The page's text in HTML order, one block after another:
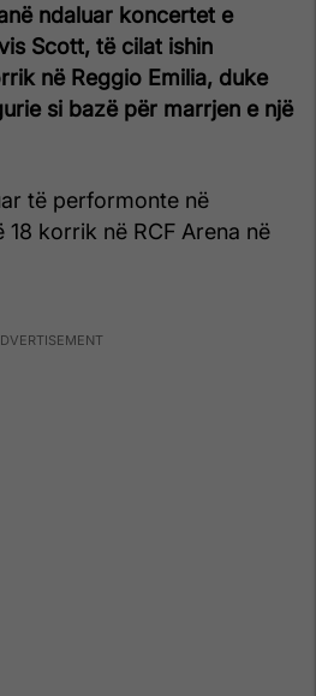
ndaluar koncertet e
Scott, të cilat ishin
në Reggio Emilia, duke
si bazë për marrjen e një
të performonte në
18 korrik në RCF Arena në